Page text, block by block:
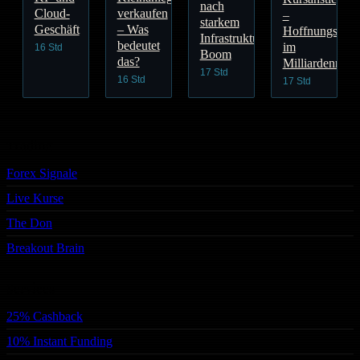
Cloud-
Geschäft
16 Std
verkaufen
– Was
bedeutet
das?
16 Std
nach
starkem
Infrastruktur-
Boom
17 Std
–
im
17 Std
Forex Signale
Live Kurse
The Don
Breakout Brain
25% Cashback
10% Instant Funding